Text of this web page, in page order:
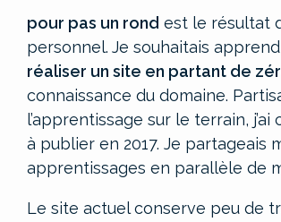
pour pas un rond est le résultat
personnel. Je souhaitais
réaliser un site en partant de
connaissance du domaine.
l’apprentissage sur le terrain, j’ai
à publier en 2017. Je partageais
apprentissages en parallèle de
Le site actuel conserve peu de